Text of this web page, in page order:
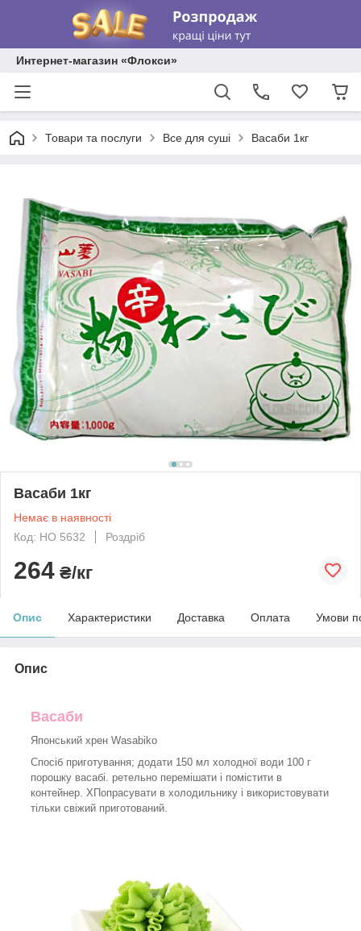
Интернет-магазин «Флокси»
Товари та послуги Все для суші Васаби 1кг
Васаби 1кг
Немає в наявності
Код: HO 5632
Роздріб
264 ₴/кг
Опис Характеристики Доставка Оплата Умови
Опис
Васаби
Японський хрен Wasabiko
Спосіб приготування; додати 150 мл холодної води 100 г
порошку васабі ретельно перемішати і помістити в
контейнер. Х Попрасувати в холодильнику і використовувати
тільки свіжий приготований.